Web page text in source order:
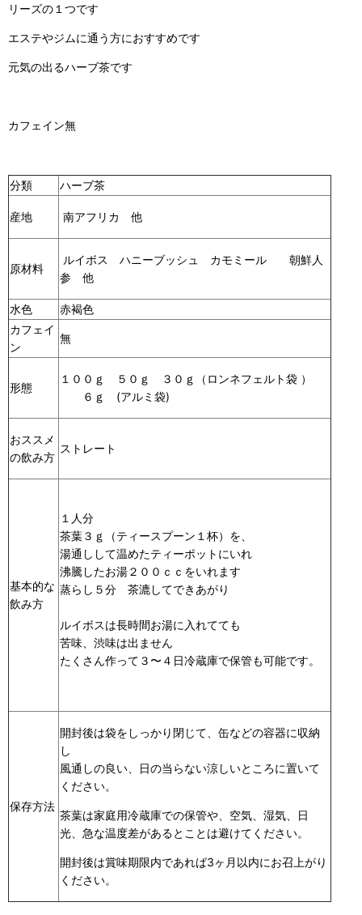
リーズの１つです
エステやジムに通う方におすすめです
元気の出るハーブ茶です
カフェイン無
分類 ハーブ茶
産地 南アフリカ 他
原材料
ルイボス ハニーブッシュ カモミール 朝鮮人
参 他
水色
赤褐色
カフェイ
ン
無
形態
１００ｇ ５０ｇ ３０ｇ（ロンネフェルト袋 ）
６ｇ (アルミ袋)
おススメ
の飲み方
ストレート
基本的な
飲み方
１人分
茶葉３ｇ（ティースプーン１杯）を、
湯通しして温めたティーポットにいれ
沸騰したお湯２００ｃｃをいれます
蒸らし５分 茶漉してできあがり
ルイボスは長時間お湯に入れてても
苦味、渋味は出ません
たくさん作って３〜４日冷蔵庫で保管も可能です。
保存方法
開封後は袋をしっかり閉じて、缶などの容器に収納
し
風通しの良い、日の当らない涼しいところに置いて
ください。
茶葉は家庭用冷蔵庫での保管や、空気、湿気、日
光、急な温度差があるとことは避けてください。
開封後は賞味期限内であれば3ヶ月以内にお召上がり
ください。